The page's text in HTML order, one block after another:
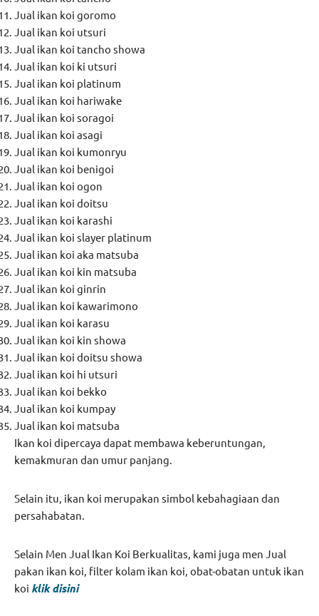
Jual ikan koi goromo
Jual ikan koi utsuri
Jual ikan koi tancho showa
Jual ikan koi ki utsuri
Jual ikan koi platinum
Jual ikan koi hariwake
Jual ikan koi soragoi
Jual ikan koi asagi
Jual ikan koi kumonryu
Jual ikan koi benigoi
Jual ikan koi ogon
Jual ikan koi doitsu
Jual ikan koi karashi
Jual ikan koi slayer platinum
Jual ikan koi aka matsuba
Jual ikan koi kin matsuba
Jual ikan koi ginrin
Jual ikan koi kawarimono
Jual ikan koi karasu
Jual ikan koi kin showa
Jual ikan koi doitsu showa
Jual ikan koi hi utsuri
Jual ikan koi bekko
Jual ikan koi kumpay
Jual ikan koi matsuba
Ikan koi dipercaya dapat membawa keberuntungan,
kemakmuran dan umur panjang.
Selain itu, ikan koi merupakan simbol kebahagiaan dan
persahabatan.
Selain Men Jual Ikan Koi Berkualitas, kami juga men Jual
pakan ikan koi, filter kolam ikan koi, obat-obatan untuk ikan
koi klik disini